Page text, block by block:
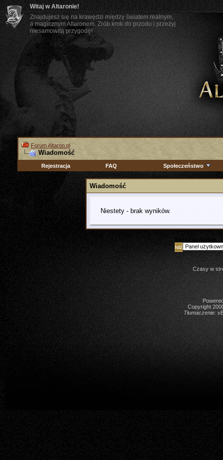
Witaj w Altaronie!
Znajdujesz się na krawędzi między światem realnym,
a magicznym Altaronem. Zrób krok do przodu i przeżyj
niesamowitą przygodę!
Forum Altaron.pl
Wiadomość
Rejestracja FAQ Społeczeństwo
Wiadomość
Niestety - brak wyników.
Skocz do forum
Czasy w
Copyright
Tłumaczenie: